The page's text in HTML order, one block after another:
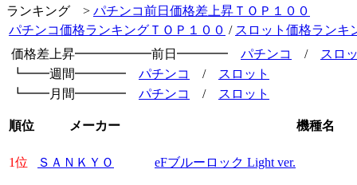
ランキング > パチンコ前日価格差上昇ＴＯＰ１００
パチンコ価格ランキングＴＯＰ１００ / スロット価格ランキ
価格差上昇━━━━━━前日━━━━ パチンコ /
スロ
┗━━週間━━━━ パチンコ /
スロット
┗━━月間━━━━ パチンコ / スロット
順位 メーカー 機種名
1位 ＳＡＮＫＹＯ eFブルーロック Light ver.